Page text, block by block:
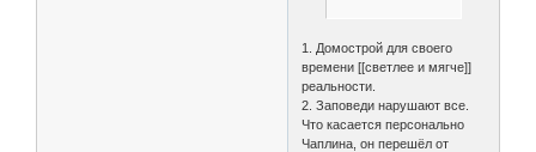
1. Домострой для своего
времени [[светлее и мягче]]
реальности.
2. Заповеди нарушают все.
Что касается персонально
Чаплина, он перешёл от